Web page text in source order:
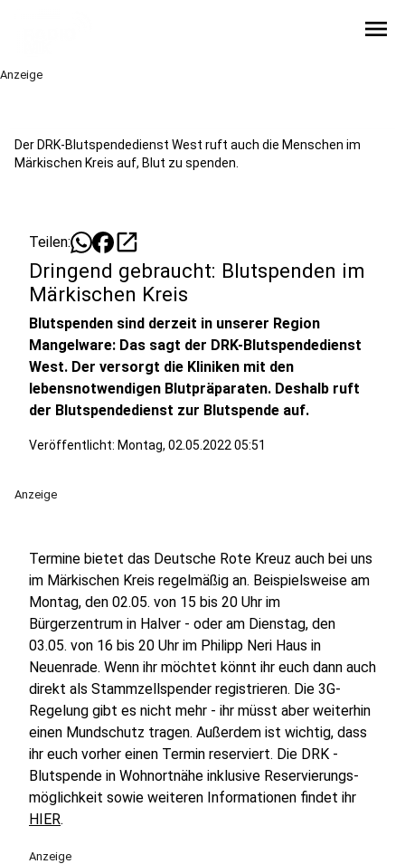
menu
Anzeige
Der DRK-Blutspendedienst West ruft auch die Menschen im
Märkischen Kreis auf, Blut zu spenden.
Teilen: open_in_new
Dringend gebraucht: Blutspenden im
Märkischen Kreis
Blutspenden sind derzeit in unserer Region
Mangelware: Das sagt der DRK-Blutspendedienst
West. Der versorgt die Kliniken mit den
lebensnotwendigen Blutpräparaten. Deshalb ruft
der Blutspendedienst zur Blutspende auf.
Veröffentlicht: Montag, 02.05.2022 05:51
Anzeige
Termine bietet das Deutsche Rote Kreuz auch bei uns
im Märkischen Kreis regelmäßig an. Beispielsweise am
Montag, den 02.05. von 15 bis 20 Uhr im
Bürgerzentrum in Halver - oder am Dienstag, den
03.05. von 16 bis 20 Uhr im Philipp Neri Haus in
Neuenrade. Wenn ihr möchtet könnt ihr euch dann auch
direkt als Stammzellspender registrieren. Die 3G-
Regelung gibt es nicht mehr - ihr müsst aber weiterhin
einen Mundschutz tragen. Außerdem ist wichtig, dass
ihr euch vorher einen Termin reserviert. Die DRK -
Blutspende in Wohnortnähe inklusive Reservierungs­
möglichkeit sowie weiteren Informationen findet ihr
HIER.
Anzeige